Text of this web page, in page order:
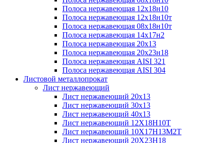
Полоса нержавеющая 12х18н10
Полоса нержавеющая 12х18н10т
Полоса нержавеющая 08х18н10т
Полоса нержавеющая 14х17н2
Полоса нержавеющая 20х13
Полоса нержавеющая 20х23н18
Полоса нержавеющая AISI 321
Полоса нержавеющая AISI 304
Листовой металлопрокат
Лист нержавеющий
Лист нержавеющий 20х13
Лист нержавеющий 30х13
Лист нержавеющий 40х13
Лист нержавеющий 12Х18Н10Т
Лист нержавеющий 10Х17Н13М2T
Лист нержавеющий 20Х23Н18